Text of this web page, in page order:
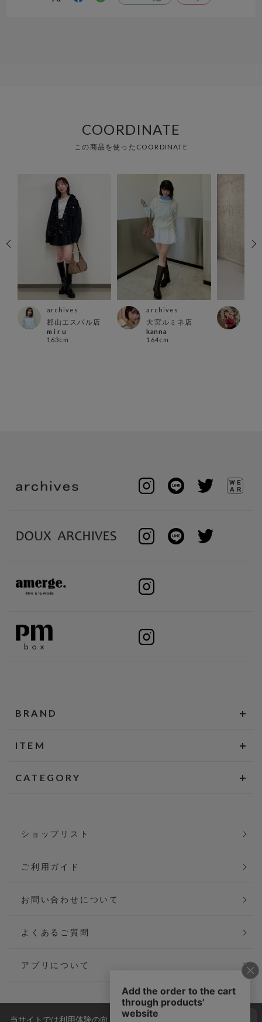
COORDINATE
この商品を使ったCOORDINATE
archives
郡山エスパル店
m i r u
163cm
archives
大宮ルミネ店
kanna
164cm
BRAND
ITEM
CATEGORY
ショップリスト
ご利用ガイド
お問い合わせについて
よくあるご質問
アプリについて
当サイトでは利用体験の向上およびコンテンツの最適な提供、ト